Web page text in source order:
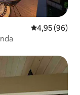
5 üzerinden
4,95 (96)
arasında